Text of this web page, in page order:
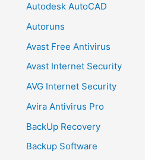
Autodesk AutoCAD
Autoruns
Avast Free Antivirus
Avast Internet Security
AVG Internet Security
Avira Antivirus Pro
BackUp Recovery
Backup Software